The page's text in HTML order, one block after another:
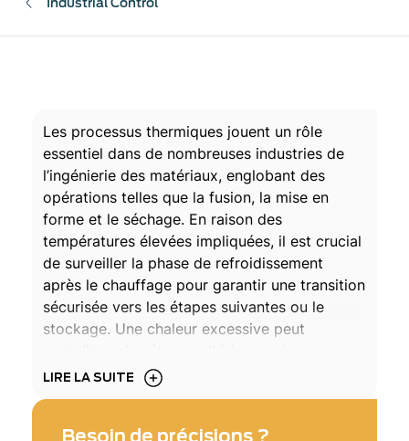
Les processus thermiques jouent un rôle
essentiel dans de nombreuses industries de
l’ingénierie des matériaux, englobant des
opérations telles que la fusion, la mise en
forme et le séchage. En raison des
températures élevées impliquées, il est crucial
de surveiller la phase de refroidissement
après le chauffage pour garantir une transition
sécurisée vers les étapes suivantes ou le
stockage. Une chaleur excessive peut
production et, en phase de stockage,
présenter des risques d’incendie susceptibles
LIRE LA SUITE